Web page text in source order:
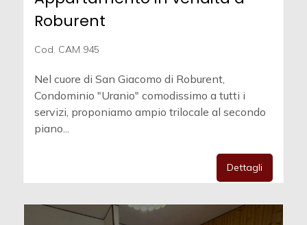
Roburent
Cod. CAM 945
Nel cuore di San Giacomo di Roburent,
Condominio "Uranio" comodissimo a tutti i
servizi, proponiamo ampio trilocale al secondo
piano...
Dettagli